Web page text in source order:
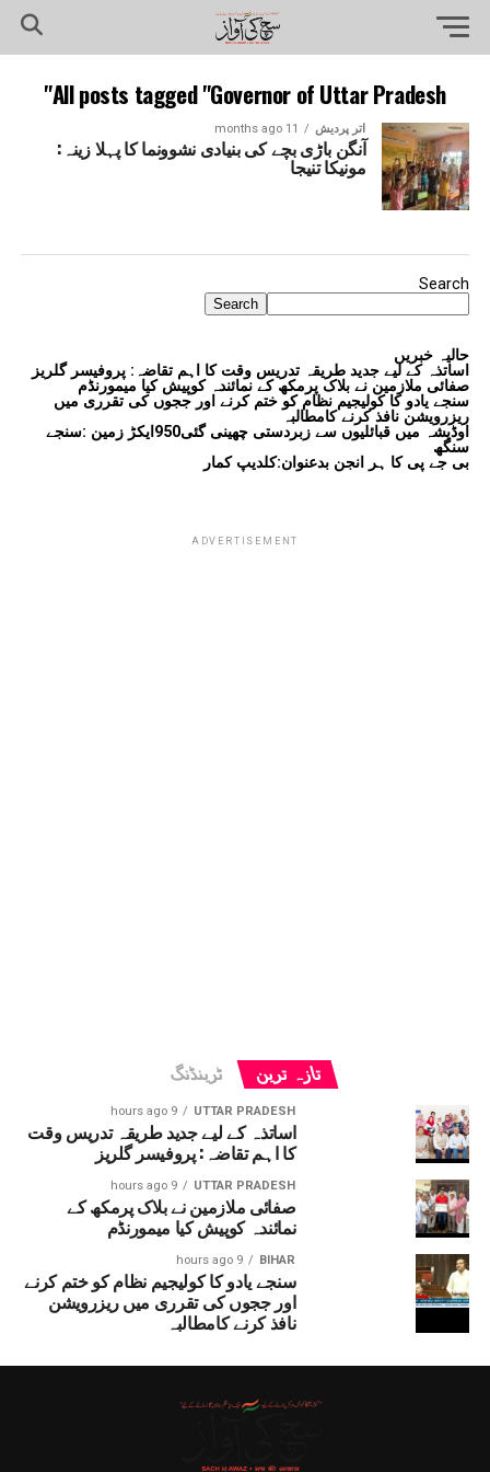
All posts tagged "Governor of Uttar Pradesh"
اتر پردیش 11 months ago
آنگن باڑی بچے کی بنیادی نشوونما کا پہلا زینہ:
مونیکا تنیجا
Search
Search
حالیہ خبریں
اساتذہ کے لیے جدید طریقہ تدریس وقت کا اہم تقاضہ: پروفیسر گلریز
صفائی ملازمین نے بلاک پرمکھ کے نمائندہ کوپیش کیا میمورنڈم
سنجے یادو کا کولیجیم نظام کو ختم کرنے اور ججوں کی تقرری میں
ریزرویشن نافذ کرنے کامطالبہ
اوڈیشہ میں قبائلیوں سے زبردستی چھینی گئی950ایکڑ زمین :سنجے
سنگھ
بی جے پی کا ہر انجن بدعنوان:کلدیپ کمار
ADVERTISEMENT
تازہ ترین ٹرینڈنگ
UTTAR PRADESH
9 hours ago
اساتذہ کے لیے جدید طریقہ تدریس وقت
کا اہم تقاضہ: پروفیسر گلریز
UTTAR PRADESH
9 hours ago
صفائی ملازمین نے بلاک پرمکھ کے
نمائندہ کوپیش کیا میمورنڈم
BIHAR
9 hours ago
سنجے یادو کا کولیجیم نظام کو ختم کرنے
اور ججوں کی تقرری میں ریزرویشن
نافذ کرنے کامطالبہ